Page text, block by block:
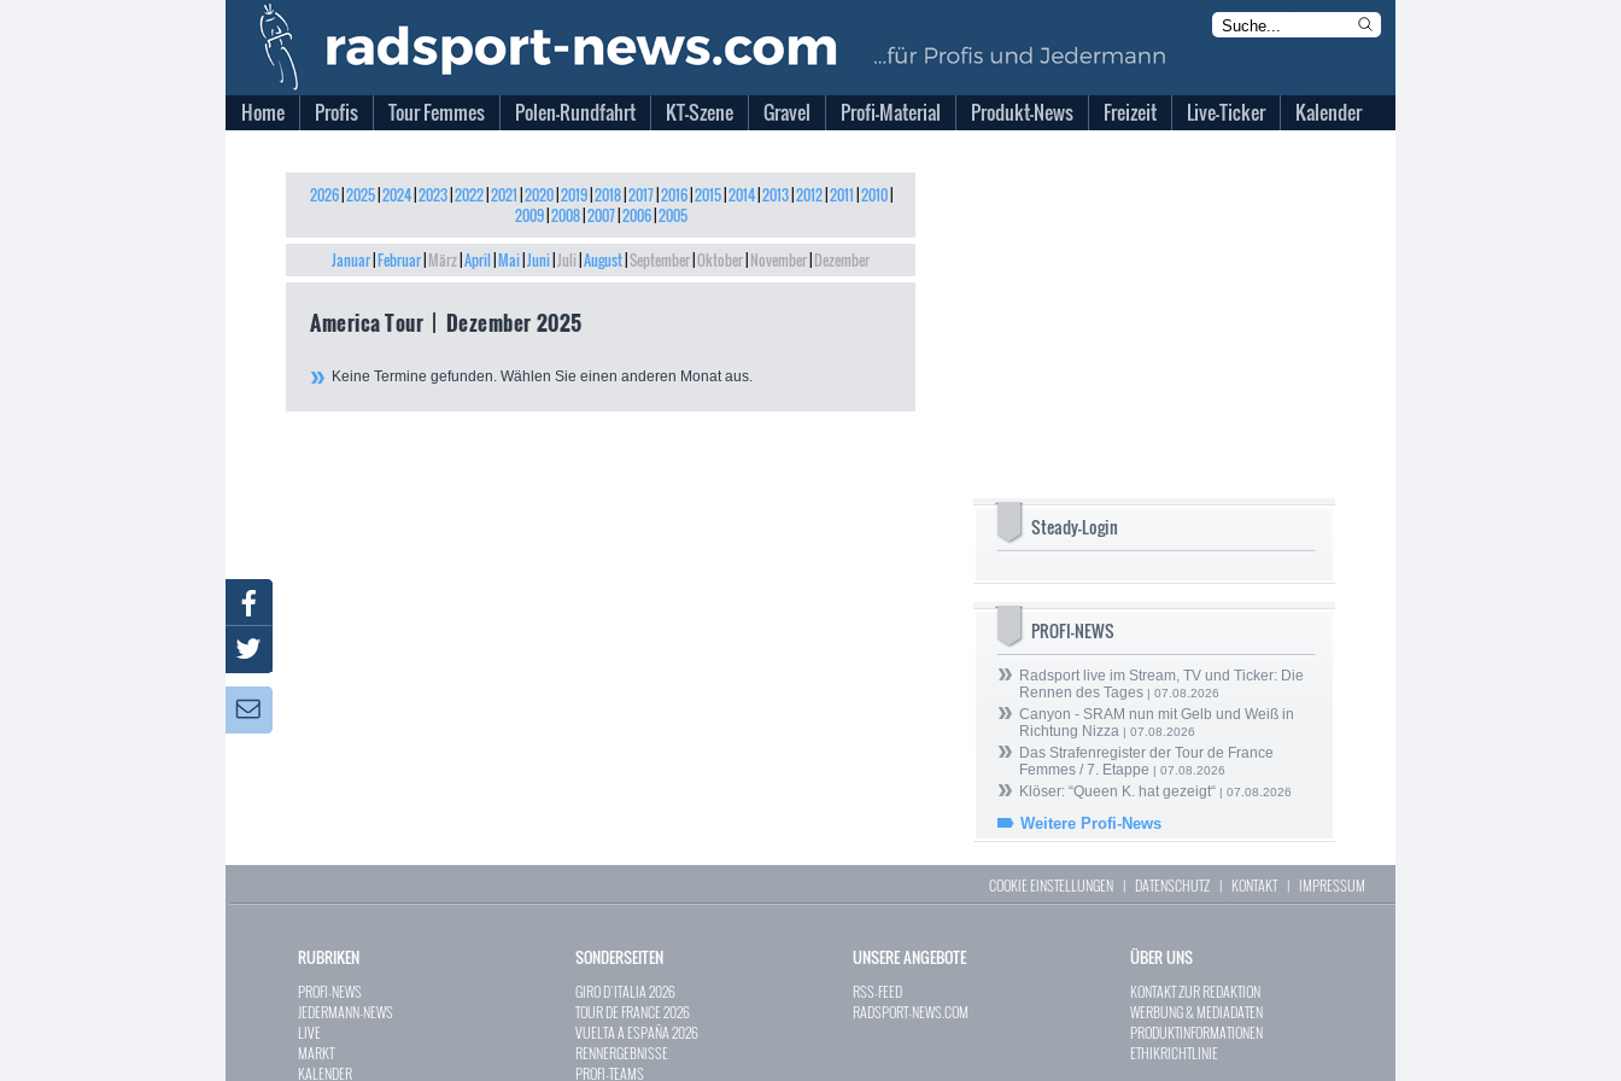
Home Profis Tour Femmes Polen-Rundfahrt KT-Szene Gravel Profi-Material Produkt-News Freizeit Live-Ticker Kalender
2026| 2025| 2024| 2023| 2022| 2021 2020| 2019| 2018| 2017| 2016| 2015| 2014| 2013| 2012| 2011 2010|
2009| 2008| 2007| 2006| 2005
Januar Februar März April Mai Juni Juli August September Oktober November Dezember
America Tour | Dezember 2025
Keine Termine gefunden. Wählen Sie einen anderen Monat aus.
Steady-Login
PROFI-NEWS
Radsport live im Stream, TV und Ticker: Die
Rennen des Tages | 07.08.2026
Canyon - SRAM nun mit Gelb und Weiß in
Richtung Nizza | 07.08.2026
Das Strafenregister der Tour de France
Femmes / 7. Etappe | 07.08.2026
Klöser: “Queen K. hat gezeigt“ | 07.08.2026
Weitere Profi-News
COOKIE EINSTELLUNGEN | DATENSCHUTZ | KONTAKT| IMPRESSUM
RUBRIKEN
PROFI-NEWS
JEDERMANN-NEWS
LIVE
MARKT
KALENDER
SONDERSEITEN
GIRO D`ITALIA 2026
TOUR DE FRANCE 2026
VUELTA A ESPAÑA 2026
RENNERGEBNISSE
PROFI-TEAMS
UNSERE ANGEBOTE
RSS-FEED
RADSPORT-NEWS.COM
ÜBER UNS
KONTAKT ZUR REDAKTION
WERBUNG & MEDIADATEN
PRODUKTINFORMATIONEN
ETHIKRICHTLINIE